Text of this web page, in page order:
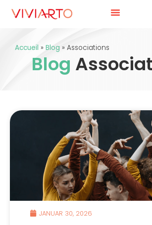
Accueil » Blog » Associations
Blog
JANUAR 30, 2026